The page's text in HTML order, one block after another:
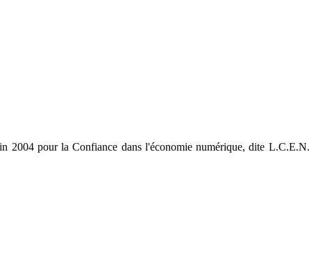
pour la Confiance dans l'économie numérique, dite